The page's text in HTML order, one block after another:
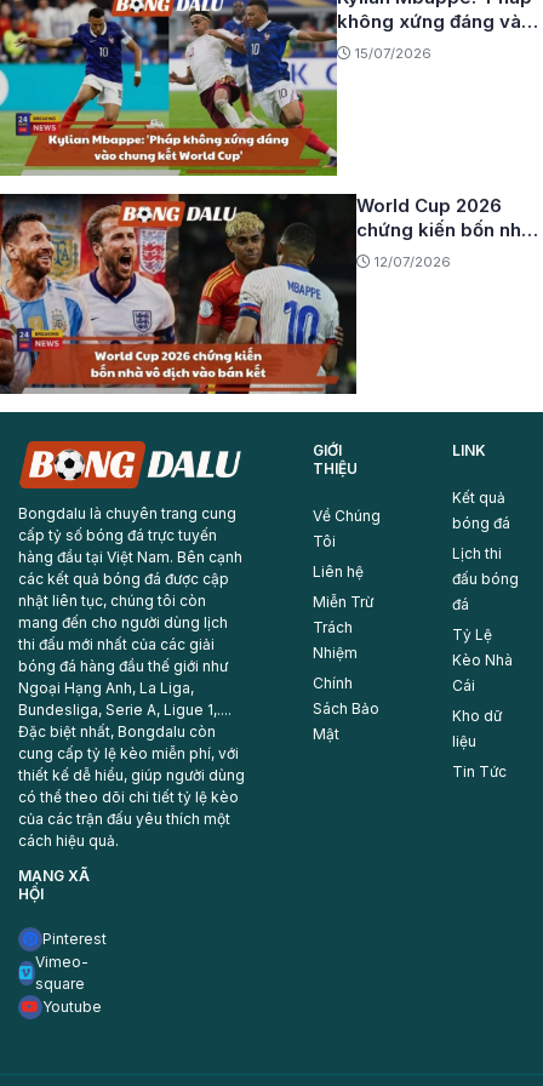
không xứng đáng vào
chung kết World Cup’
15/07/2026
World Cup 2026
chứng kiến bốn nhà
vô địch vào bán kết
12/07/2026
Bongdalu là chuyên trang cung
cấp tỷ số bóng đá trực tuyến
hàng đầu tại Việt Nam. Bên cạnh
các kết quả bóng đá được cập
nhật liên tục, chúng tôi còn
mang đến cho người dùng lịch
thi đấu mới nhất của các giải
bóng đá hàng đầu thế giới như
Ngoại Hạng Anh, La Liga,
Bundesliga, Serie A, Ligue 1,....
Đặc biệt nhất, Bongdalu còn
cung cấp tỷ lệ kèo miễn phí, với
thiết kế dễ hiểu, giúp người dùng
có thể theo dõi chi tiết tỷ lệ kèo
của các trận đấu yêu thích một
cách hiệu quả.
GIỚI
THIỆU
Về Chúng
Tôi
Liên hệ
Miễn Trừ
Trách
Nhiệm
Chính
Sách Bảo
Mật
LINK
Kết quả
bóng đá
Lịch thi
đấu bóng
đá
Tỷ Lệ
Kèo Nhà
Cái
Kho dữ
liệu
Tin Tức
MẠNG XÃ
HỘI
Pinterest
Vimeo-
square
Youtube